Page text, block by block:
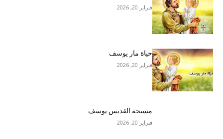
فبراير 20, 2026
حياة مار يوسف
فبراير 20, 2026
مسبحة القديس يوسف
فبراير 20, 2026